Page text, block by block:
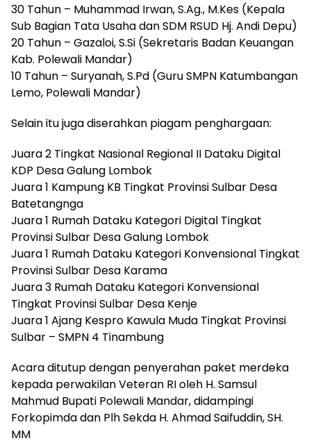
30 Tahun – Muhammad Irwan, S.Ag., M.Kes (Kepala
Sub Bagian Tata Usaha dan SDM RSUD Hj. Andi Depu)
20 Tahun – Gazaloi, S.Si (Sekretaris Badan Keuangan
Kab. Polewali Mandar)
10 Tahun – Suryanah, S.Pd (Guru SMPN Katumbangan
Lemo, Polewali Mandar)
Selain itu juga diserahkan piagam penghargaan:
Juara 2 Tingkat Nasional Regional II Dataku Digital
KDP Desa Galung Lombok
Juara 1 Kampung KB Tingkat Provinsi Sulbar Desa
Batetangnga
Juara 1 Rumah Dataku Kategori Digital Tingkat
Provinsi Sulbar Desa Galung Lombok
Juara 1 Rumah Dataku Kategori Konvensional Tingkat
Provinsi Sulbar Desa Karama
Juara 3 Rumah Dataku Kategori Konvensional
Tingkat Provinsi Sulbar Desa Kenje
Juara 1 Ajang Kespro Kawula Muda Tingkat Provinsi
Sulbar – SMPN 4 Tinambung
Acara ditutup dengan penyerahan paket merdeka
kepada perwakilan Veteran RI oleh H. Samsul
Mahmud Bupati Polewali Mandar, didampingi
Forkopimda dan Plh Sekda H. Ahmad Saifuddin, SH.
MM